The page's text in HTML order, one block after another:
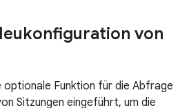
von
optionale Funktion für die Abfrage
Sitzungen eingeführt, um die